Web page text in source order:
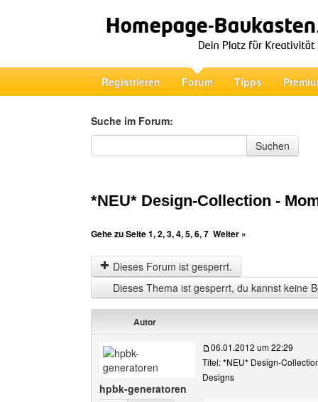
Registrieren Forum Tipps
Suche im Forum:
Suche im Forum
Suchen
*NEU* Design-Collection -
Gehe zu Seite1,2,3,4,5,6,7 Weiter »
Dieses Forum ist gesperrt.
Dieses Thema ist gesperrt, du kannst keine
Autor
hpbk-generatoren
06.01.2012 um 22:29
Titel: *NEU* Design-
Designs